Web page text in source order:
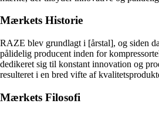
Mærkets Historie
RAZE blev grundlagt i [årstal], og siden
pålidelig producent inden for
dedikeret sig til konstant innovation og
resulteret i en bred vifte af
Mærkets Filosofi